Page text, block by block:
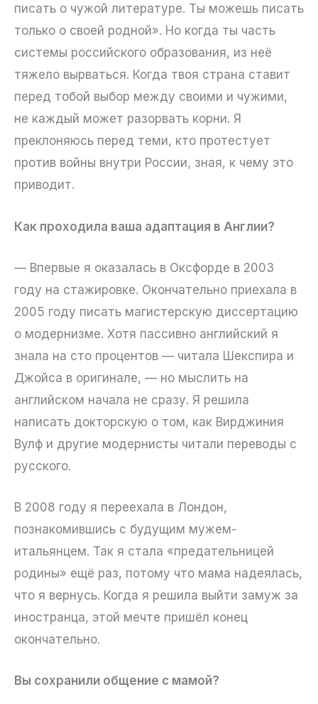
писать о чужой литературе. Ты можешь писать
только о своей родной». Но когда ты часть
системы российского образования, из неё
тяжело вырваться. Когда твоя страна ставит
перед тобой выбор между своими и чужими,
не каждый может разорвать корни. Я
преклоняюсь перед теми, кто протестует
против войны внутри России, зная, к чему это
приводит.
Как проходила ваша адаптация в Англии?
— Впервые я оказалась в Оксфорде в 2003
году на стажировке. Окончательно приехала в
2005 году писать магистерскую диссертацию
о модернизме. Хотя пассивно английский я
знала на сто процентов — читала Шекспира и
Джойса в оригинале, — но мыслить на
английском начала не сразу. Я решила
написать докторскую о том, как Вирджиния
Вулф и другие модернисты читали переводы с
русского.
В 2008 году я переехала в Лондон,
познакомившись с будущим мужем-
итальянцем. Так я стала «предательницей
родины» ещё раз, потому что мама надеялась,
что я вернусь. Когда я решила выйти замуж за
иностранца, этой мечте пришёл конец
окончательно.
Вы сохранили общение с мамой?